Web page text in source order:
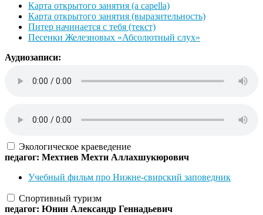
Карта открытого занятия (a capella)
Карта открытого занятия (выразительность)
Питер начинается с тебя (текст)
Песенки Железновых «Абсолютный слух»
Аудиозаписи:
Экологическое краеведение
педагог: Мехтиев Мехти Аллахшукюрович
Учебный фильм про Нижне-свирский заповедник
Спортивный туризм
педагог: Юнин Александр Геннадьевич